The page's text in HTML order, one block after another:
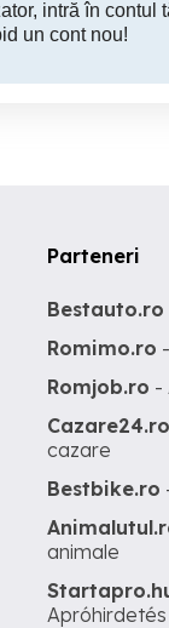
intră în contul
un cont nou!
Parteneri
Bestauto.ro
Romimo.ro
Romjob.ro -
Cazare24.ro
cazare
Bestbike.ro
animale
Apróhirdetés